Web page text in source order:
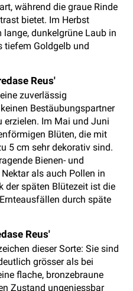
während die graue Rinde
bietet. Im Herbst
dunkelgrüne Laub in
tiefem Goldgelb und
Reus'
zuverlässig
Bestäubungspartner
erzielen. Im Mai und Juni
Blüten, die mit
5 cm sehr dekorativ sind.
Bienen- und
als auch Pollen in
der späten Blütezeit ist die
durch späte
Reus'
dieser Sorte: Sie sind
grösser als bei
flache, bronzebraune
Zustand ungeniessbar